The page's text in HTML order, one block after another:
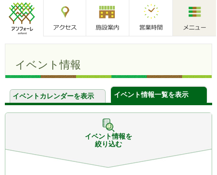
アンフォーレ 施設案内 営業時間
イベント情報
イベントカレンダーを表示 イベント情報一覧を表示
イベント情報を
絞り込む